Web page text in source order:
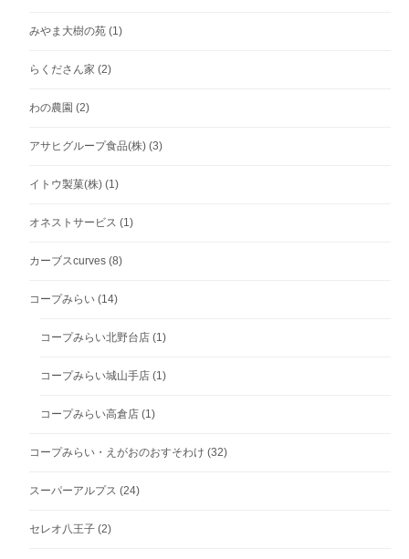
みやま大樹の苑 (1)
らくださん家 (2)
わの農園 (2)
アサヒグループ食品(株) (3)
イトウ製菓(株) (1)
オネストサービス (1)
カーブスcurves (8)
コープみらい (14)
コープみらい北野台店 (1)
コープみらい城山手店 (1)
コープみらい高倉店 (1)
コープみらい・えがおのおすそわけ (32)
スーパーアルプス (24)
セレオ八王子 (2)